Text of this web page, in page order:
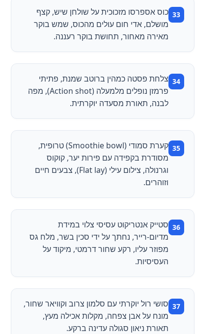
כוס אספרסו מזכוכית על שולחן שיש, קצף
מושלם, אדי חום עולים מהכוס, שמש בוקר
מאירה מאחור, תחושת בוקר רעננה.
צלחת פסטה כמהין ברוטב שמנת, פתיתי
פרמזן נופלים מלמעלה (Action shot), מפה
לבנה, תאורת מסעדה יוקרתית.
קערת סמודי (Smoothie bowl) טרופית,
מסודרת בקפידה עם פירות יער, קוקוס
וגרנולה, צילום עילי (Flat lay), צבעים חיים
וזוהרים.
סטייק אנטריקוט עסיסי צלוי במידת
מדיום-רייר, נחתך על ידי סכין בשר, מלח גס
מפוזר עליו, רקע שחור דרמטי, מיקוד על
העסיסיות.
סושי רול יוקרתי עם סלמון צרוב וקוויאר שחור,
מונח על אבן צפחה, מקלות אכילה מעץ,
תאורת ניאון סגולה עדינה ברקע.